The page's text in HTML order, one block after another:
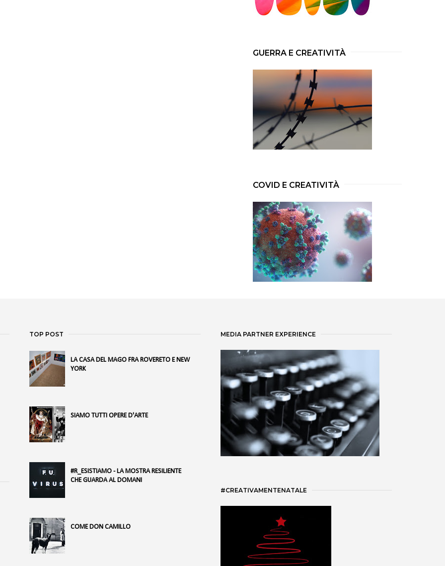
GUERRA E CREATIVITÀ
COVID E CREATIVITÀ
TOP POST
LA CASA DEL MAGO FRA ROVERETO E NEW
YORK
SIAMO TUTTI OPERE D'ARTE
#R_ESISTIAMO - LA MOSTRA RESILIENTE
CHE GUARDA AL DOMANI
COME DON CAMILLO
MEDIA PARTNER EXPERIENCE
#CREATIVAMENTENATALE